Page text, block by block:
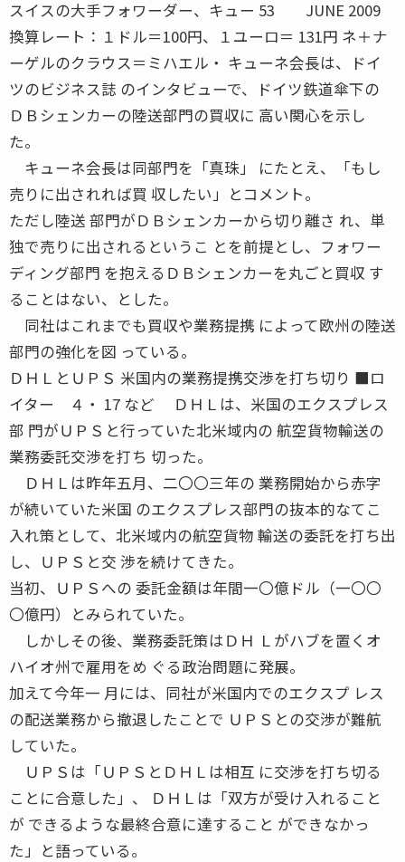
スイスの大手フォワーダー、キュー 53 JUNE 2009
換算レート：１ドル＝100円、１ユーロ＝ 131円 ネ＋ナ
ーゲルのクラウス＝ミハエル・ キューネ会長は、ドイ
ツのビジネス誌 のインタビューで、ドイツ鉄道傘下の
ＤＢシェンカーの陸送部門の買収に 高い関心を示し
た。
キューネ会長は同部門を「真珠」 にたとえ、「もし
売りに出されれば買 収したい」とコメント。
ただし陸送 部門がＤＢシェンカーから切り離さ れ、単
独で売りに出されるというこ とを前提とし、フォワー
ディング部門 を抱えるＤＢシェンカーを丸ごと買収 す
ることはない、とした。
同社はこれまでも買収や業務提携 によって欧州の陸送
部門の強化を図 っている。
ＤＨＬとＵＰＳ 米国内の業務提携交渉を打ち切り ■ロ
イター ４・ 17 など ＤＨＬは、米国のエクスプレス
部 門がＵＰＳと行っていた北米域内の 航空貨物輸送の
業務委託交渉を打ち 切った。
ＤＨＬは昨年五月、二〇〇三年の 業務開始から赤字
が続いていた米国 のエクスプレス部門の抜本的なてこ
入れ策として、北米域内の航空貨物 輸送の委託を打ち出
し、ＵＰＳと交 渉を続けてきた。
当初、ＵＰＳへの 委託金額は年間一〇億ドル（一〇〇
〇億円）とみられていた。
しかしその後、業務委託策はＤＨ Ｌがハブを置くオ
ハイオ州で雇用をめ ぐる政治問題に発展。
加えて今年一 月には、同社が米国内でのエクスプ レス
の配送業務から撤退したことで ＵＰＳとの交渉が難航
していた。
ＵＰＳは「ＵＰＳとＤＨＬは相互 に交渉を打ち切る
ことに合意した」、 ＤＨＬは「双方が受け入れること
が できるような最終合意に達すること ができなかっ
た」と語っている。